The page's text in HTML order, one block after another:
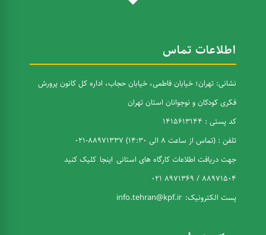
اطلاعات تماس
نشانی: تهران؛ خیابان فاطمی، خیابان حجاب، اداره کل کانون پرورش
فکری کودکان و نوجوانان استان تهران
کد پستی : 1415613144
تلفن : (تماس از ساعت 8 الی 14:30) 88971337-021
جهت دریافت اطلاعات کارگاه های استانی اینجا کلیک کنید
88971504 / 8971369 021
پست الکترونیک: info.tehran@kpf.ir